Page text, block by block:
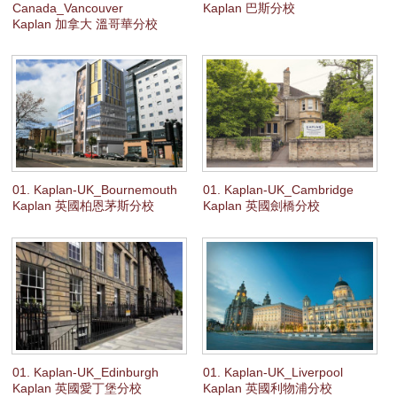
Canada_Vancouver
Kaplan 加拿大 溫哥華分校
Kaplan 巴斯分校
01. Kaplan-UK_Bournemouth
Kaplan 英國柏恩茅斯分校
01. Kaplan-UK_Cambridge
Kaplan 英國劍橋分校
01. Kaplan-UK_Edinburgh
Kaplan 英國愛丁堡分校
01. Kaplan-UK_Liverpool
Kaplan 英國利物浦分校